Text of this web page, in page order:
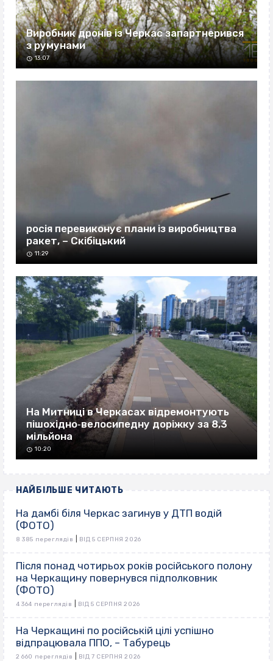
Виробник дронів із Черкас запартнерився
з румунами
13:07
росія перевиконує плани із виробництва
ракет, – Скібіцький
11:29
На Митниці в Черкасах відремонтують
пішохідно‐велосипедну доріжку за 8,3
мільйона
10:20
НАЙБІЛЬШЕ ЧИТАЮТЬ
На дамбі біля Черкас загинув у ДТП водій
(ФОТО)
8 385 переглядів ВІД 5 СЕРПНЯ 2026
Після понад чотирьох років російського полону
на Черкащину повернувся підполковник
(ФОТО)
4 364 переглядів ВІД 5 СЕРПНЯ 2026
На Черкащині по російській цілі успішно
відпрацювала ППО, – Табурець
2 660 переглядів ВІД 7 СЕРПНЯ 2026